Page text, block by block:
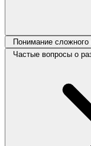
Понимание сложного
Частые вопросы о